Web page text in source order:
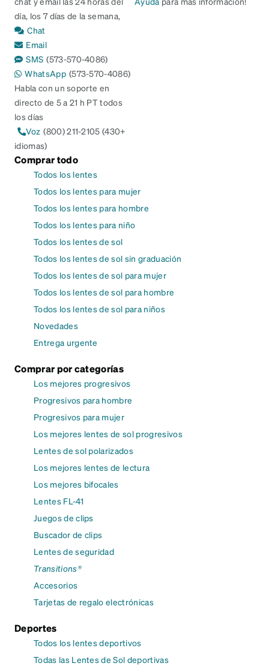
día, los 7 días de la semana,
Chat
Email
SMS (573-570-4086)
WhatsApp (573-570-4086)
Habla con un soporte en
directo de 5 a 21 h PT todos
los días
Voz (800) 211-2105 (430+
idiomas)
Comprar todo
Todos los lentes
Todos los lentes para mujer
Todos los lentes para hombre
Todos los lentes para niño
Todos los lentes de sol
Todos los lentes de sol sin graduación
Todos los lentes de sol para mujer
Todos los lentes de sol para hombre
Todos los lentes de sol para niños
Novedades
Entrega urgente
Comprar por categorías
Los mejores progresivos
Progresivos para hombre
Progresivos para mujer
Los mejores lentes de sol progresivos
Lentes de sol polarizados
Los mejores lentes de lectura
Los mejores bifocales
Lentes FL-41
Juegos de clips
Buscador de clips
Lentes de seguridad
Transitions®
Accesorios
Tarjetas de regalo electrónicas
Deportes
Todos los lentes deportivos
Todas las Lentes de Sol deportivas